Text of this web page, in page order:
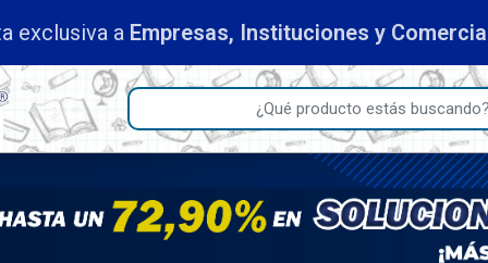
exclusiva a Empresas, Instituciones y